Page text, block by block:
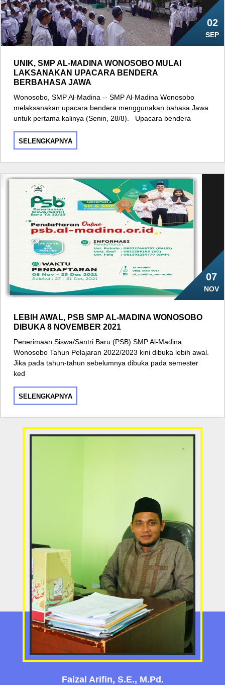
02
SEP
UNIK, SMP AL-MADINA WONOSOBO MULAI
LAKSANAKAN UPACARA BENDERA
BERBAHASA JAWA
Wonosobo, SMP Al-Madina -- SMP Al-Madina Wonosobo
melaksanakan upacara bendera menggunakan bahasa Jawa
untuk pertama kalinya (Senin, 28/8). Upacara bendera
SELENGKAPNYA
07
NOV
LEBIH AWAL, PSB SMP AL-MADINA WONOSOBO
DIBUKA 8 NOVEMBER 2021
Penerimaan Siswa/Santri Baru (PSB) SMP Al-Madina
Wonosobo Tahun Pelajaran 2022/2023 kini dibuka lebih awal.
Jika pada tahun-tahun sebelumnya dibuka pada semester
ked
SELENGKAPNYA
Faizal Arifin, S.E., M.Pd.